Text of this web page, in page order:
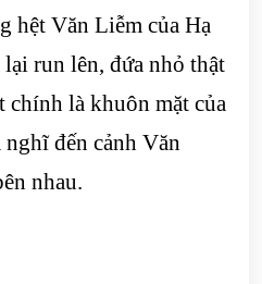
hệt Văn Liễm của Hạ
run lên, đứa nhỏ thật
chính là khuôn mặt của
đến cảnh Văn
nhau.